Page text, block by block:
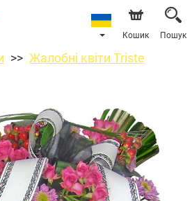
через наш інтернет-
можлива дата доставки —
у зв’язку з відпусткою.Кошик Пошук
Жалобні квіти Triste